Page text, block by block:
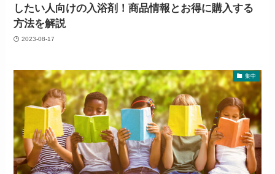
したい人向けの入浴剤！商品情報とお得に購入する
方法を解説
2023-08-17
集中